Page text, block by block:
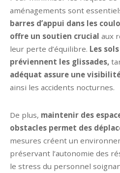
aménagements sont
barres d’appui dans les
offre un soutien crucial aux
leur perte d’équilibre. Les
préviennent les glissades,
adéquat assure une
ainsi les accidents nocturnes.
De plus, maintenir des
obstacles permet des
mesures créent un
préservant l’autonomie des
le stress du personnel